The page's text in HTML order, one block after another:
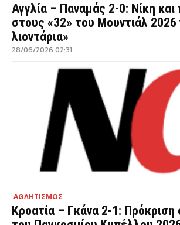
Αγγλία – Παναμάς 2-0: Νίκη και
στους «32» του Μουντιάλ 2026
λιοντάρια»
28/06/2026 02:31
ΑΘΛΗΤΙΣΜΟΣ
Κροατία – Γκάνα 2-1: Πρόκριση